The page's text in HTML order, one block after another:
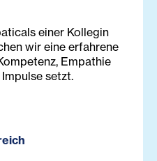
einer Kollegin
wir eine erfahrene
Empathie
setzt.